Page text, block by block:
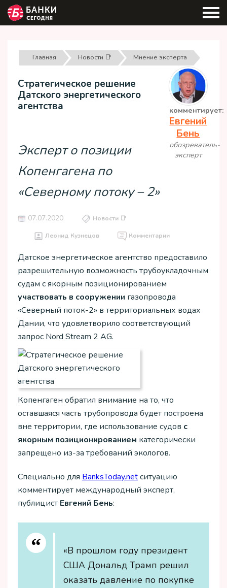
Главная Новости 📑 Мнение эксперта
Стратегическое решение
Датского энергетического
агентства
Эксперт о позиции
Копенгагена по
«Северному потоку – 2»
комментирует:
Евгений
Бень
обозреватель-
эксперт
07.07.2020 Новости 📑
Леонид Кузнецов Комментарии
Датское энергетическое агентство предоставило
разрешительную возможность трубоукладочным
судам с якорным позиционированием
участвовать в сооружении газопровода
«Северный поток-2» в территориальных водах
Дании, что удовлетворило соответствующий
запрос Nord Stream 2 AG.
Копенгаген обратил внимание на то, что
оставшаяся часть трубопровода будет построена
вне территории, где использование судов с
якорным позиционированием категорически
запрещено из-за требований экологов.
Специально для ВanksToday.netситуацию
комментирует международный эксперт,
публицист Евгений Бень:
«В прошлом году президент
США Дональд Трамп решил
оказать давление по покупке